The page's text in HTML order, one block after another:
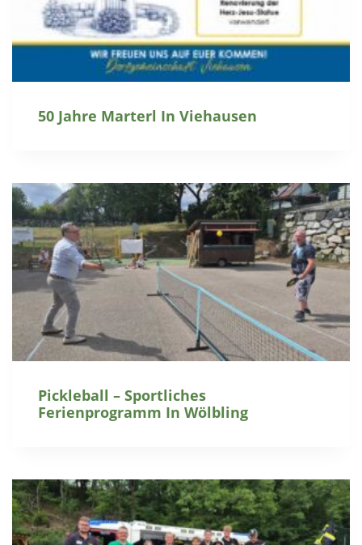
50 Jahre Marterl In Viehausen
Pickleball – Sportliches
Ferienprogramm In Wölbling